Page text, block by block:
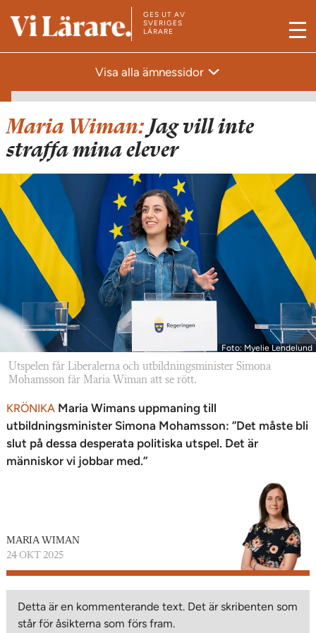
T
s
t
r
t
d
GES UT AV
SVERIGES
LÄRARE
M
Visa alla ämnessidor
Maria Wiman: Jag vill inte
straffa mina elever
Foto: Myelie Lendelund
Utspelen får Liberalerna och utbildningsminister Simona
Mohamsson får Maria Wiman att se rött.
KRÖNIKA Maria Wimans uppmaning till
utbildningsminister Simona Mohamsson: ”Det måste bli
slut på dessa desperata politiska utspel. Det är
människor vi jobbar med.”
MARIA WIMAN
24 OKT 2025
Detta är en kommenterande text. Det är skribenten som
står för åsikterna som förs fram.